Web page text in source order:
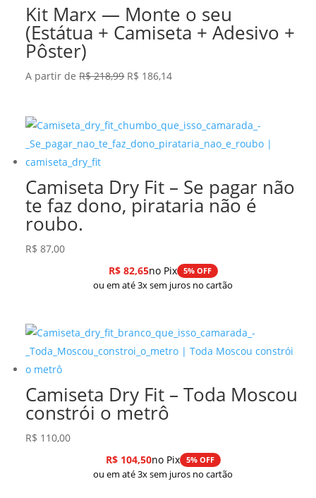
Kit Marx — Monte o seu
(Estátua + Camiseta + Adesivo +
Pôster)
A partir deR$218,99 O
era:
R$ 218,99.
R$ 186,14O
é:
R$ 186,14.
Camiseta Dry Fit – Se pagar não
te faz dono, pirataria não é
roubo.
R$ 87,00
R$82,65no Pix 5% OFF
ou em até 3x sem juros no cartão
Camiseta Dry Fit – Toda Moscou
constrói o metrô
R$ 110,00
R$104,50no Pix 5% OFF
ou em até 3x sem juros no cartão